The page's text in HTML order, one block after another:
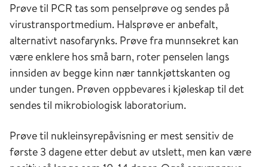
Prøve til PCR tas som penselprøve og sendes på
virustransportmedium. Halsprøve er anbefalt,
alternativt nasofarynks. Prøve fra munnsekret kan
være enklere hos små barn, roter penselen langs
innsiden av begge kinn nær tannkjøttskanten og
under tungen. Prøven oppbevares i kjøleskap til det
sendes til mikrobiologisk laboratorium.
Prøve til nukleinsyrepåvisning er mest sensitiv de
første 3 dagene etter debut av utslett, men kan være